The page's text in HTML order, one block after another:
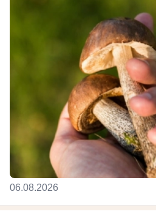
06.08.2026